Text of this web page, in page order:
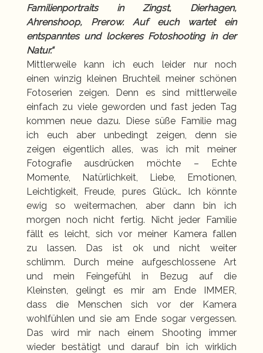
Familienportraits in Zingst, Dierhagen,
Ahrenshoop, Prerow. Auf euch wartet ein
entspanntes und lockeres Fotoshooting in der
Natur.“
Mittlerweile kann ich euch leider nur noch
einen winzig kleinen Bruchteil meiner schönen
Fotoserien zeigen. Denn es sind mittlerweile
einfach zu viele geworden und fast jeden Tag
kommen neue dazu. Diese süße Familie mag
ich euch aber unbedingt zeigen, denn sie
zeigen eigentlich alles, was ich mit meiner
Fotografie ausdrücken möchte – Echte
Momente, Natürlichkeit, Liebe, Emotionen,
Leichtigkeit, Freude, pures Glück… Ich könnte
ewig so weitermachen, aber dann bin ich
morgen noch nicht fertig. Nicht jeder Familie
fällt es leicht, sich vor meiner Kamera fallen
zu lassen. Das ist ok und nicht weiter
schlimm. Durch meine aufgeschlossene Art
und mein Feingefühl in Bezug auf die
Kleinsten, gelingt es mir am Ende IMMER,
dass die Menschen sich vor der Kamera
wohlfühlen und sie am Ende sogar vergessen.
Das wird mir nach einem Shooting immer
wieder bestätigt und darauf bin ich wirklich